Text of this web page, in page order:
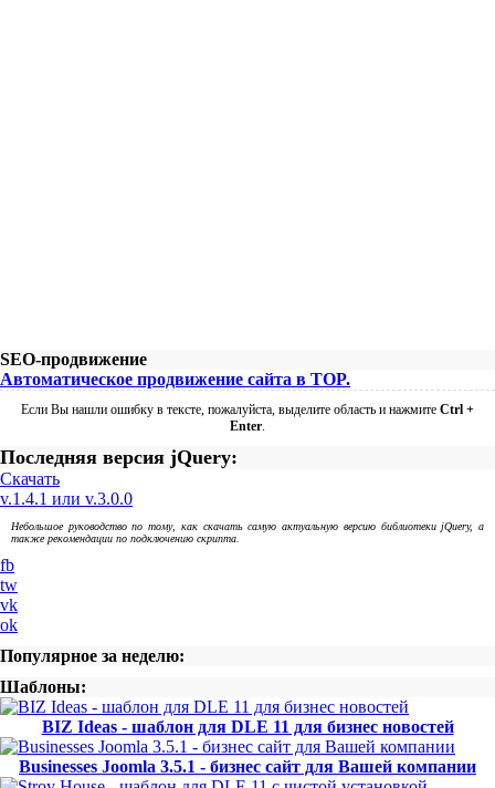
SEO-продвижение
Автоматическое продвижение сайта в TOP.
Если Вы нашли ошибку в тексте, пожалуйста, выделите область и нажмите Ctrl +
Enter.
Последняя версия jQuery:
Скачать
v.1.4.1 или v.3.0.0
Небольшое руководство по тому, как скачать самую актуальную версию библиотеки jQuery, а
также рекомендации по подключению скрипта.
fb
tw
vk
ok
Популярное за неделю:
Шаблоны:
BIZ Ideas - шаблон для DLE 11 для бизнес новостей
Businesses Joomla 3.5.1 - бизнес сайт для Вашей компании